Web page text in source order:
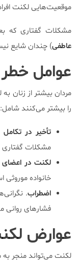
موقعیت‌هایی لکنت
مشکلات گفتاری که
عاطفی) چندان شایع
عوامل
مردان بیشتر از زنان
را بیشتر می‌کنند شامل:
تأخیر در
مشکلات
لکنت در اعضای
خانواده
اضطراب.
فشارهای روانی
عوارض
لکنت می‌تواند منجر